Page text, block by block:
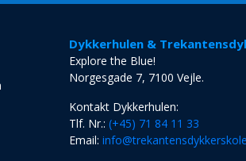
Dykkerhulen &
Explore the Blue!
Norgesgade 7, 7100 Vejle.
Kontakt Dykkerhulen:
Tlf. Nr.:(+45) 71 84 11 33
Email: